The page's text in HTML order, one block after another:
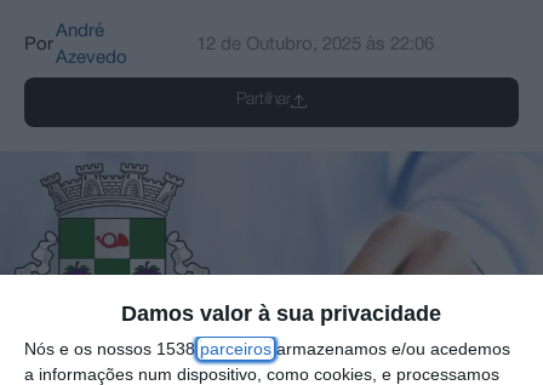
Damos valor à sua privacidade
Nós e os nossos 1538 parceiros armazenamos e/ou acedemos
a informações num dispositivo, como cookies, e processamos
Por
André
Azevedo
12 de Outubro, 2025 às 22:06
Partilhar